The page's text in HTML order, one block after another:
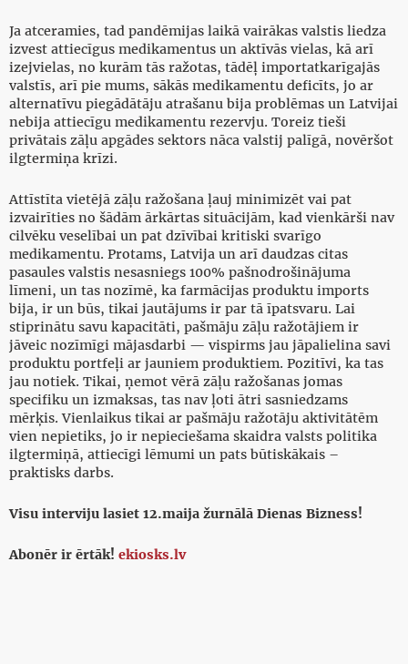
Ja atceramies, tad pandēmijas laikā vairākas valstis liedza
izvest attiecīgus medikamentus un aktīvās vielas, kā arī
izejvielas, no kurām tās ražotas, tādēļ importatkarīgajās
valstīs, arī pie mums, sākās medikamentu deficīts, jo ar
alternatīvu piegādātāju atrašanu bija problēmas un Latvijai
nebija attiecīgu medikamentu rezervju. Toreiz tieši
privātais zāļu apgādes sektors nāca valstij palīgā, novēršot
ilgtermiņa krīzi.
Attīstīta vietējā zāļu ražošana ļauj minimizēt vai pat
izvairīties no šādām ārkārtas situācijām, kad vienkārši nav
cilvēku veselībai un pat dzīvībai kritiski svarīgo
medikamentu. Protams, Latvija un arī daudzas citas
pasaules valstis nesasniegs 100% pašnodrošinājuma
līmeni, un tas nozīmē, ka farmācijas produktu imports
bija, ir un būs, tikai jautājums ir par tā īpatsvaru. Lai
stiprinātu savu kapacitāti, pašmāju zāļu ražotājiem ir
jāveic nozīmīgi mājasdarbi — vispirms jau jāpalielina savi
produktu portfeļi ar jauniem produktiem. Pozitīvi, ka tas
jau notiek. Tikai, ņemot vērā zāļu ražošanas jomas
specifiku un izmaksas, tas nav ļoti ātri sasniedzams
mērķis. Vienlaikus tikai ar pašmāju ražotāju aktivitātēm
vien nepietiks, jo ir nepieciešama skaidra valsts politika
ilgtermiņā, attiecīgi lēmumi un pats būtiskākais –
praktisks darbs.
Visu interviju lasiet 12.maija žurnālā Dienas Bizness!
Abonēr ir ērtāk! ekiosks.lv